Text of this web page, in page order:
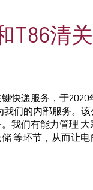
T86清
快递服务，于2020
我们的内部服务。
我们有能力管理 大
等环节，从而让电